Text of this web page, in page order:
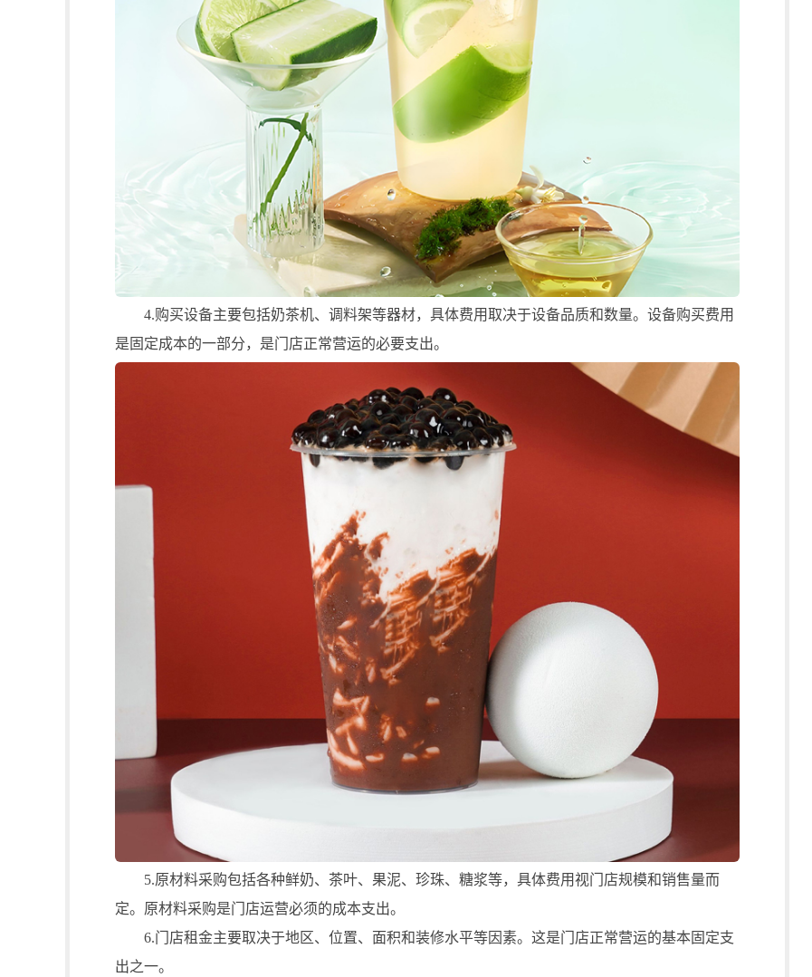
4.购买设备主要包括奶茶机、调料架等器材，具体费用取决于设备品质和数量。设备购买费用
是固定成本的一部分，是门店正常营运的必要支出。
5.原材料采购包括各种鲜奶、茶叶、果泥、珍珠、糖浆等，具体费用视门店规模和销售量而
定。原材料采购是门店运营必须的成本支出。
6.门店租金主要取决于地区、位置、面积和装修水平等因素。这是门店正常营运的基本固定支
出之一。